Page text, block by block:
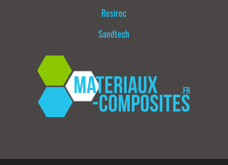
Resiroc
Sandtech